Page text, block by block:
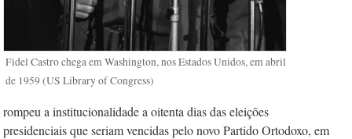
Fidel Castro chega em Washington, nos Estados Unidos, em abril
de 1959 (US Library of Congress)
rompeu a institucionalidade a oitenta dias das eleições
presidenciais que seriam vencidas pelo novo Partido Ortodoxo, em